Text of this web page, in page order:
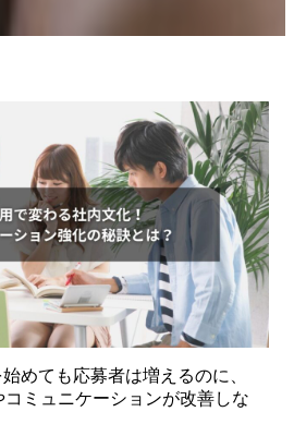
めても応募者は増えるのに、
ミュニケーションが改善しな